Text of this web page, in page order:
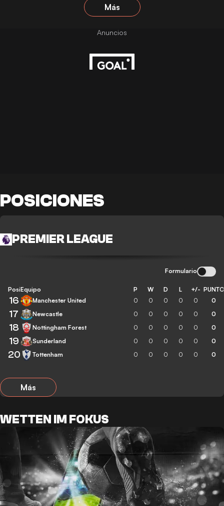
Más
POSICIONES
PREMIER LEAGUE
Formulario
Posición
Equipo P W D L +/-
16 Manchester United 0 0 0 0 0 0
17 Newcastle 0 0 0 0 0 0
18 Nottingham Forest 0 0 0 0 0 0
19 Sunderland 0 0 0 0 0 0
20 Tottenham 0 0 0 0 0 0
Más
WETTEN IM FOKUS